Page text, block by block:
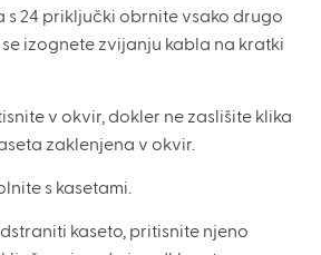
s 24 priključki obrnite vsako drugo
izognete zvijanju kabla na kratki
v okvir, dokler ne zaslišite klika
zaklenjena v okvir.
s kasetami.
kaseto, pritisnite njeno